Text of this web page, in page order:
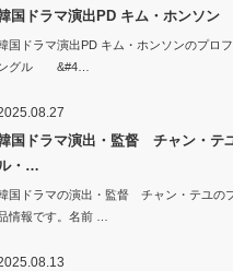
国ドラマ演出PD キム・ホンソン
国ドラマ演出PD キム・ホンソンのプロ
グル &#4…
国ドラマ演出・監督 チャン・テ
・…
国ドラマの演出・監督 チャン・テユの
情報です。名前 …